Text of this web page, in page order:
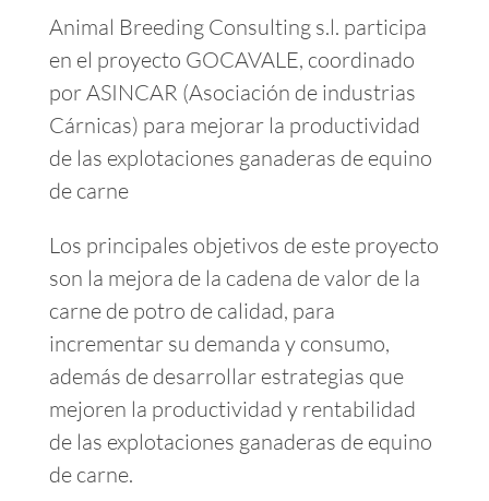
Animal Breeding Consulting s.l. participa
en el proyecto GOCAVALE, coordinado
por ASINCAR (Asociación de industrias
Cárnicas) para mejorar la productividad
de las explotaciones ganaderas de equino
de carne
Los principales objetivos de este proyecto
son la mejora de la cadena de valor de la
carne de potro de calidad, para
incrementar su demanda y consumo,
además de desarrollar estrategias que
mejoren la productividad y rentabilidad
de las explotaciones ganaderas de equino
de carne.